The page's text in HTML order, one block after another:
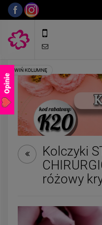
Naszyjnik STAL
CHIRURGICZNA trzy
kolorowe kryształki
Kolczyki
różowy
Opinie